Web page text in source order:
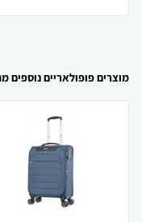
מוצרים פופולאריים נוספים